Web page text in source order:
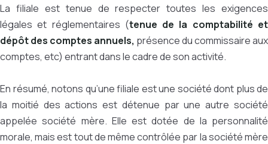
La filiale est tenue de respecter toutes les exigences
légales et réglementaires (tenue de la comptabilité et
dépôt des comptes annuels, présence du commissaire aux
comptes, etc) entrant dans le cadre de son activité.
En résumé, notons qu’une filiale est une société dont plus de
la moitié des actions est détenue par une autre société
appelée société mère. Elle est dotée de la personnalité
morale, mais est tout de même contrôlée par la société mère